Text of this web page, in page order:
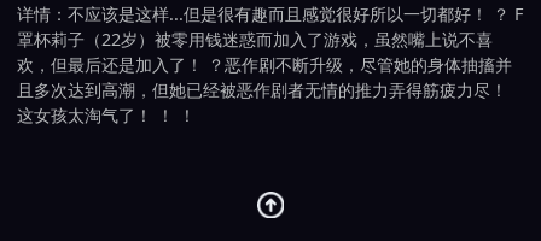
详情：不应该是这样...但是很有趣而且感觉很好所以一切都好！ ？ F
罩杯莉子（22岁）被零用钱迷惑而加入了游戏，虽然嘴上说不喜
欢，但最后还是加入了！ ？恶作剧不断升级，尽管她的身体抽搐并
且多次达到高潮，但她已经被恶作剧者无情的推力弄得筋疲力尽！
这女孩太淘气了！ ！ ！